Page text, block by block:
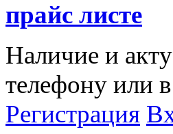
прайс листе
Наличие и
телефону или
Регистрация